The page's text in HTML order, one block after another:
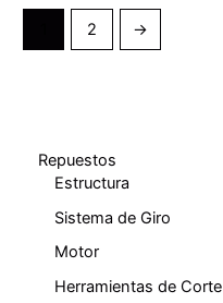
Repuestos
Estructura
Sistema de Giro
Motor
Herramientas de Corte
2 →